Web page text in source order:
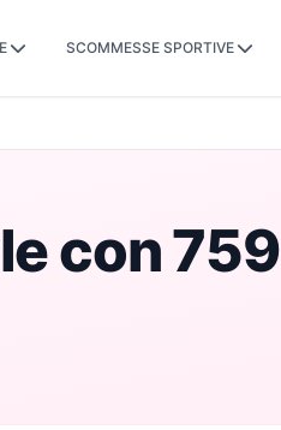
SCOMMESSE SPORTIVE
con 759